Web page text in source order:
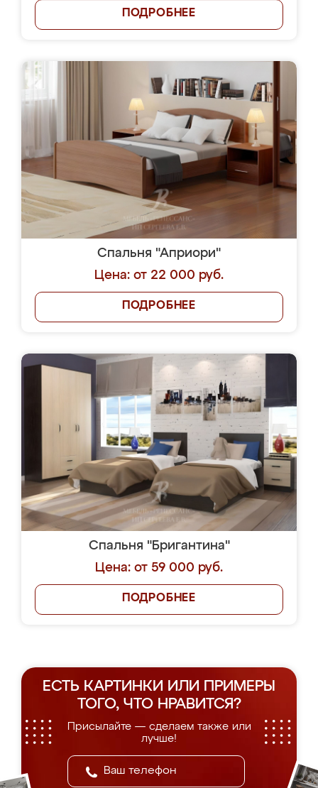
ПОДРОБНЕЕ
Спальня "Априори"
Цена: от 22 000 руб.
ПОДРОБНЕЕ
Спальня "Бригантина"
Цена: от 59 000 руб.
ПОДРОБНЕЕ
ЕСТЬ КАРТИНКИ ИЛИ ПРИМЕРЫ
ТОГО, ЧТО НРАВИТСЯ?
Присылайте — сделаем также или
лучше!